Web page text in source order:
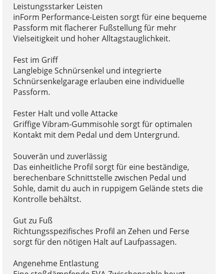
Leistungsstarker Leisten
inForm Performance-Leisten sorgt für eine bequeme
Passform mit flacherer Fußstellung für mehr
Vielseitigkeit und hoher Alltagstauglichkeit.
Fest im Griff
Langlebige Schnürsenkel und integrierte
Schnürsenkelgarage erlauben eine individuelle
Passform.
Fester Halt und volle Attacke
Griffige Vibram-Gummisohle sorgt für optimalen
Kontakt mit dem Pedal und dem Untergrund.
Souverän und zuverlässig
Das einheitliche Profil sorgt für eine beständige,
berechenbare Schnittstelle zwischen Pedal und
Sohle, damit du auch in ruppigem Gelände stets die
Kontrolle behältst.
Gut zu Fuß
Richtungsspezifisches Profil an Zehen und Ferse
sorgt für den nötigen Halt auf Laufpassagen.
Angenehme Entlastung